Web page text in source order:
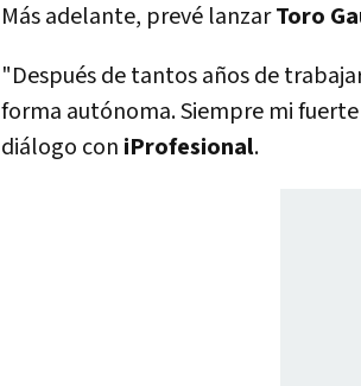
Más adelante, prevé lanzarToro
"Después de tantos años de
forma autónoma. Siempre mi
diálogo con iProfesional.